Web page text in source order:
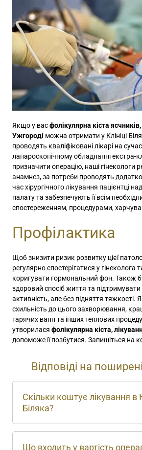
Якщо у васфолікулярна кіста
Ужгороді можна отримати у Клініці
проводять кваліфіковані лікарі на
лапароскопічному обладнанні екстра-
призначити операцію, наші гінекологи
анамнез, за потреби проводять
час хірургічного лікування пацієнтці
палату та забезпечують її всім
спостереженням, процедурами,
Профілактика
Щоб знизити ризик розвитку цієї
регулярно спостерігатися у гінеколога
коригувати гормональний фон. Також
здоровий спосіб життя та
активність, але без підняття тяжкості.
схильність до цього захворювання,
гарячих ванн та інших теплових
утворилася фолікулярна кіста,
допоможе її позбутися. Запишіться на
Відповіді на
Скільки коштує лікування в
Біляка?
Що входить у вартість